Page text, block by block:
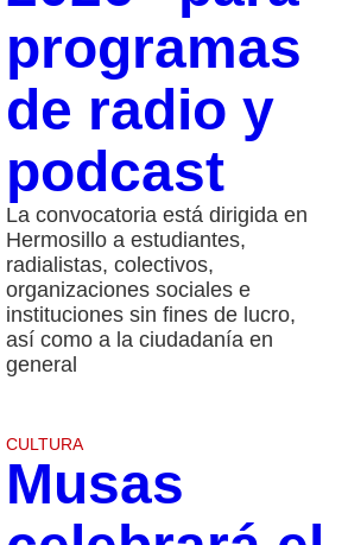
programas
de radio y
podcast
La convocatoria está dirigida en
Hermosillo a estudiantes,
radialistas, colectivos,
organizaciones sociales e
instituciones sin fines de lucro,
así como a la ciudadanía en
general
CULTURA
Musas